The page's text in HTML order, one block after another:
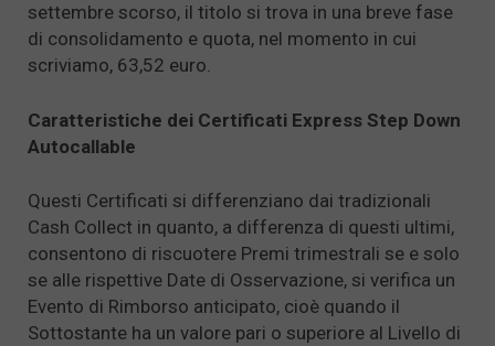
settembre scorso, il titolo si trova in una breve fase
di consolidamento e quota, nel momento in cui
scriviamo, 63,52 euro.
Caratteristiche dei Certificati Express Step Down
Autocallable
Questi Certificati si differenziano dai tradizionali
Cash Collect in quanto, a differenza di questi ultimi,
consentono di riscuotere Premi trimestrali se e solo
se alle rispettive Date di Osservazione, si verifica un
Evento di Rimborso anticipato, cioè quando il
Sottostante ha un valore pari o superiore al Livello di